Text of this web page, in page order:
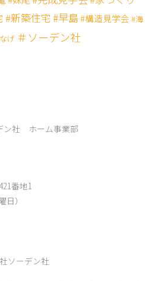
#新築住宅#早島#構造見学会 #海
げ ＃ソーデン社
ン社 ホーム事業部
番地1
）
ソーデン社